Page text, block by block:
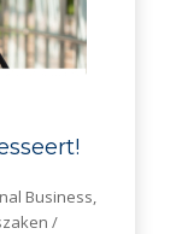
Business,
/